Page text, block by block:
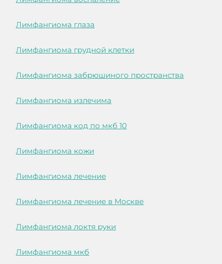
Лимфангиома глаза
Лимфангиома грудной клетки
Лимфангиома забрюшиного пространства
Лимфангиома излечима
Лимфангиома код по мкб 10
Лимфангиома кожи
Лимфангиома лечение
Лимфангиома лечение в Москве
Лимфангиома локтя руки
Лимфангиома мкб